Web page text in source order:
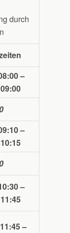
durch
–
09:00
–
10:15
–
11:45
11:45 –